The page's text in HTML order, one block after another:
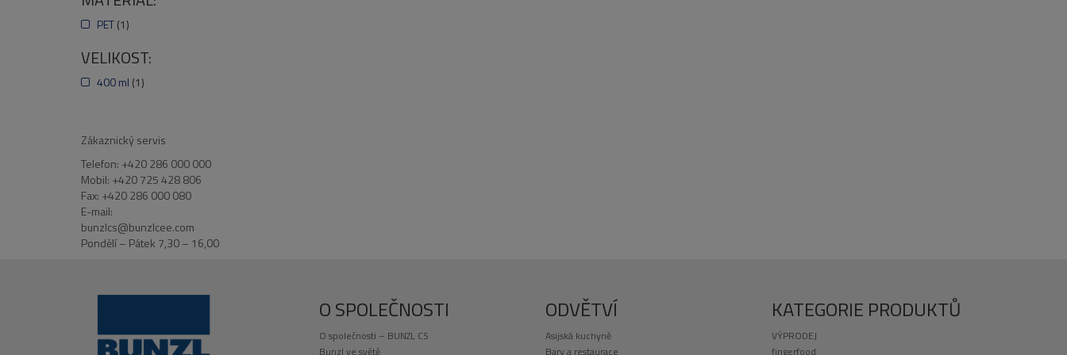
PET (1)
VELIKOST:
400 ml (1)
Zákaznický servis
Telefon: +420 286 000 000
Mobil: +420 725 428 806
Fax: +420 286 000 080
E-mail:
bunzlcs@bunzlcee.com
Pondělí – Pátek 7,30 – 16,00
O SPOLEČNOSTI
O společnosti – BUNZL CS
Bunzl ve světě
ODVĚTVÍ
Asijská kuchyně
Bary a restaurace
KATEGORIE PRODUKTŮ
VÝPRODEJ
fingerfood